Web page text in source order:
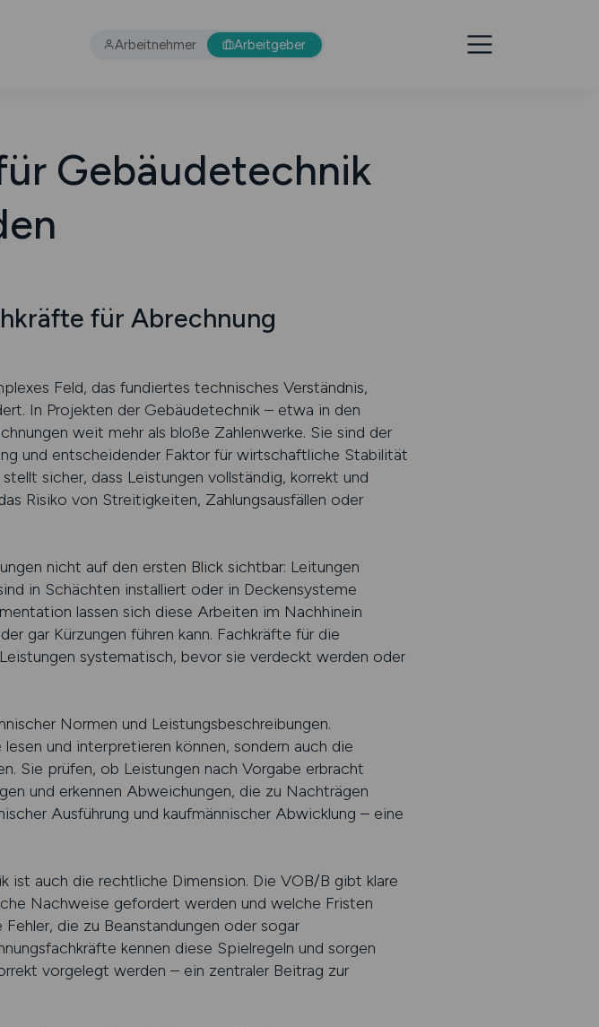
Arbeitnehmer Arbeitgeber
Gebäudetechnik
für Abrechnung
Feld, das fundiertes technisches Verständnis,
In Projekten der Gebäudetechnik – etwa in den
weit mehr als bloße Zahlenwerke. Sie sind der
und entscheidender Faktor für wirtschaftliche Stabilität
sicher, dass Leistungen vollständig, korrekt und
Risiko von Streitigkeiten, Zahlungsausfällen oder
nicht auf den ersten Blick sichtbar: Leitungen
in Schächten installiert oder in Deckensysteme
lassen sich diese Arbeiten im Nachhinein
gar Kürzungen führen kann. Fachkräfte für die
systematisch, bevor sie verdeckt werden oder
Normen und Leistungsbeschreibungen.
und interpretieren können, sondern auch die
Sie prüfen, ob Leistungen nach Vorgabe erbracht
und erkennen Abweichungen, die zu Nachträgen
Ausführung und kaufmännischer Abwicklung – eine
auch die rechtliche Dimension. Die VOB/B gibt klare
Nachweise gefordert werden und welche Fristen
die zu Beanstandungen oder sogar
kennen diese Spielregeln und sorgen
vorgelegt werden – ein zentraler Beitrag zur